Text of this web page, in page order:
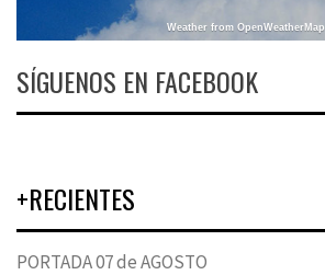
Weather from OpenWeatherMap
SÍGUENOS EN FACEBOOK
+RECIENTES
PORTADA 07 de AGOSTO